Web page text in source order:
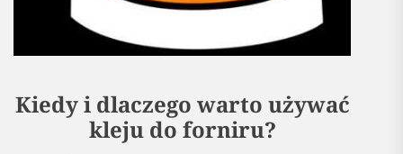
Kiedy i dlaczego warto używać
kleju do forniru?